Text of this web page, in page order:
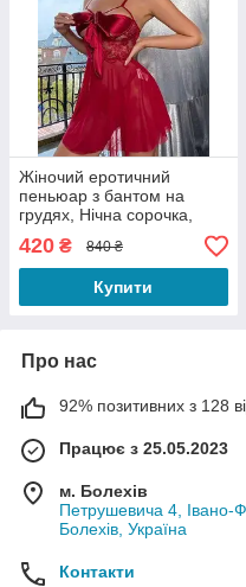
Жіночий еротичний
пеньюар з бантом на
грудях, Нічна сорочка,
стрінгами
420 ₴ 840 ₴
Купити
Про нас
92% позитивних з 128
Працює з 25.05.2023
м. Болехів
Петрушевича 4, Івано-
Болехів, Україна
Контакти